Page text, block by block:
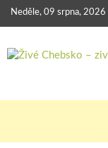
Skip
Neděle, 09 srpna, 2026